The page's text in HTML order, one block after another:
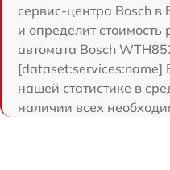
сервис-центра Bosch в
и определит
автомата Bosch
[dataset:services:name]
нашей статистике в
наличии всех